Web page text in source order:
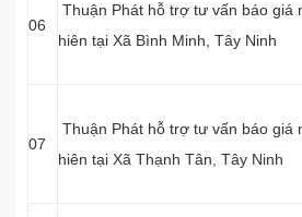
06
Thuận Phát hỗ trợ tư vấn báo giá
hiên tại Xã Bình Minh , Tây Ninh
07
Thuận Phát hỗ trợ tư vấn báo giá
hiên tại Xã Thạnh Tân, Tây Ninh